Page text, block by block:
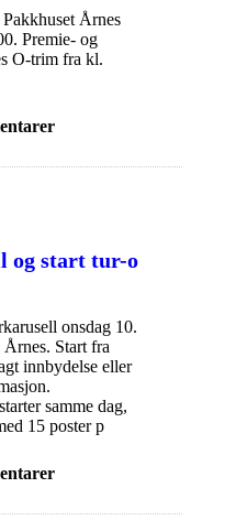
Årnes
Premie- og
O-trim fra kl.
og start tur-o
onsdag 10.
Årnes. Start fra
innbydelse eller
samme dag,
15 poster p